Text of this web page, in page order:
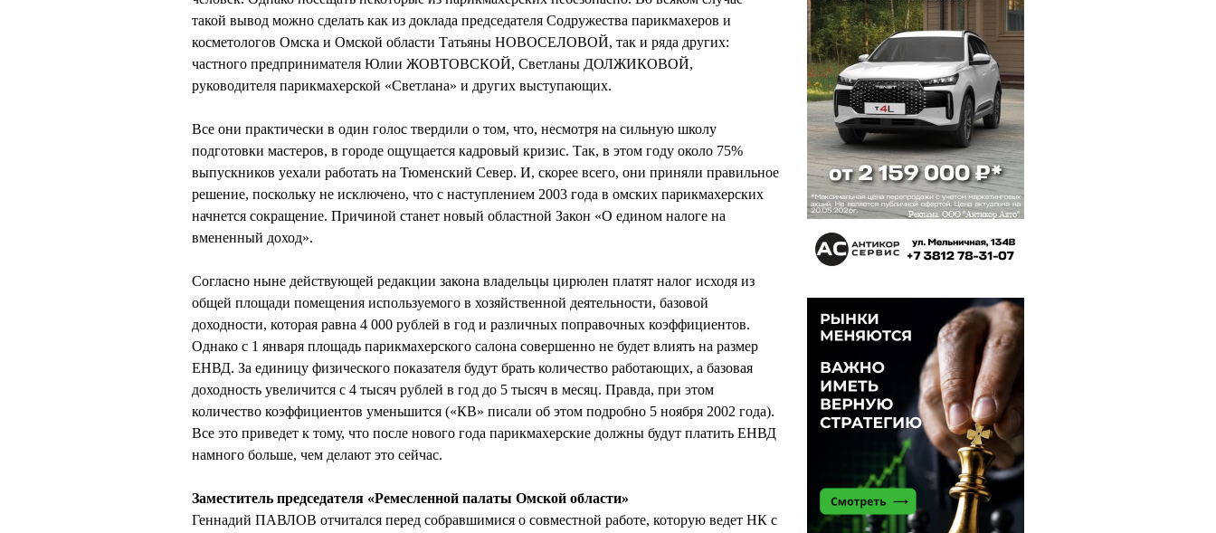
такой вывод можно сделать как из доклада председателя Содружества парикмахеров и
косметологов Омска и Омской области Татьяны НОВОСЕЛОВОЙ, так и ряда других:
частного предпринимателя Юлии ЖОВТОВСКОЙ, Светланы ДОЛЖИКОВОЙ,
руководителя парикмахерской «Светлана» и других выступающих.
Все они практически в один голос твердили о том, что, несмотря на сильную школу
подготовки мастеров, в городе ощущается кадровый кризис. Так, в этом году около 75%
выпускников уехали работать на Тюменский Север. И, скорее всего, они приняли правильное
решение, поскольку не исключено, что с наступлением 2003 года в омских парикмахерских
начнется сокращение. Причиной станет новый областной Закон «О едином налоге на
вмененный доход».
Согласно ныне действующей редакции закона владельцы цирюлен платят налог исходя из
общей площади помещения используемого в хозяйственной деятельности, базовой
доходности, которая равна 4 000 рублей в год и различных поправочных коэффициентов.
Однако с 1 января площадь парикмахерского салона совершенно не будет влиять на размер
ЕНВД. За единицу физического показателя будут брать количество работающих, а базовая
доходность увеличится с 4 тысяч рублей в год до 5 тысяч в месяц. Правда, при этом
количество коэффициентов уменьшится («КВ» писали об этом подробно 5 ноября 2002 года).
Все это приведет к тому, что после нового года парикмахерские должны будут платить ЕНВД
намного больше, чем делают это сейчас.
Заместитель председателя «Ремесленной палаты Омской области»
Геннадий ПАВЛОВ отчитался перед собравшимися о совместной работе, которую ведет НК с